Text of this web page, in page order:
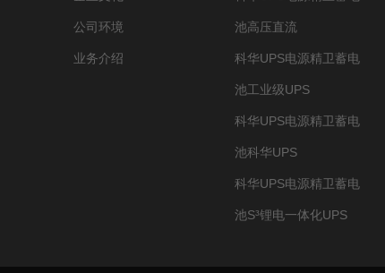
公司环境
业务介绍
池高压直流
科华UPS电源精卫蓄电
池工业级UPS
科华UPS电源精卫蓄电
池科华UPS
科华UPS电源精卫蓄电
池S³锂电一体化UPS